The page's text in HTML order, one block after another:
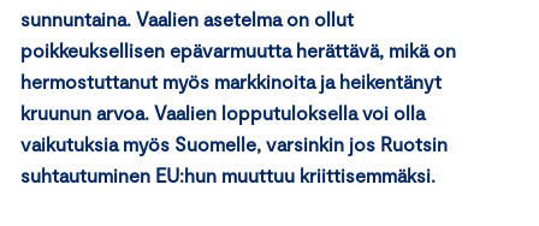
sunnuntaina. Vaalien asetelma on ollut
poikkeuksellisen epävarmuutta herättävä, mikä on
hermostuttanut myös markkinoita ja heikentänyt
kruunun arvoa. Vaalien lopputuloksella voi olla
vaikutuksia myös Suomelle, varsinkin jos Ruotsin
suhtautuminen EU:hun muuttuu kriittisemmäksi.